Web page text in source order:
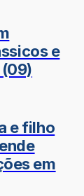
e
e filho
em